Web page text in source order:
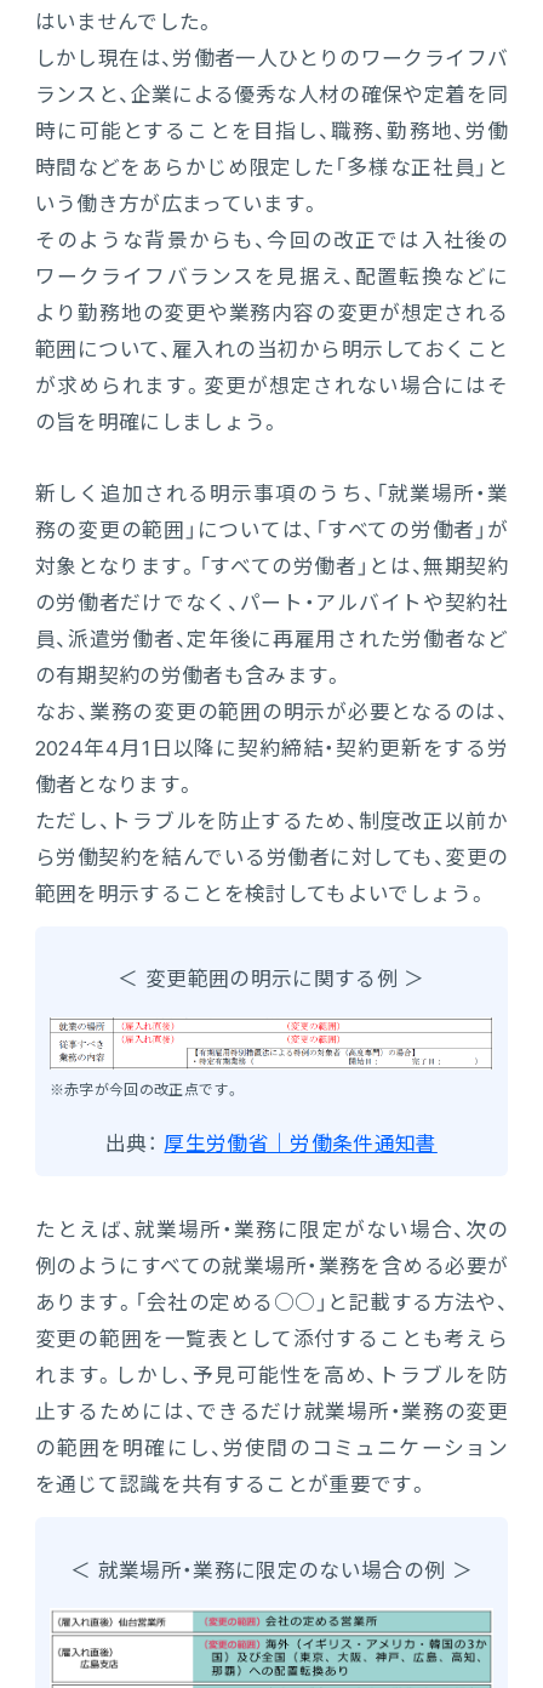
はいませんでした。
しかし現在は、労働者一人ひとりのワークライフバ
ランスと、企業による優秀な人材の確保や定着を同
時に可能とすることを目指し、職務、勤務地、労働
時間などをあらかじめ限定した「多様な正社員」と
いう働き方が広まっています。
そのような背景からも、今回の改正では入社後の
ワークライフバランスを見据え、配置転換などに
より勤務地の変更や業務内容の変更が想定される
範囲について、雇入れの当初から明示しておくこと
が求められます。変更が想定されない場合にはそ
の旨を明確にしましょう。
新しく追加される明示事項のうち、「就業場所・業
務の変更の範囲」については、「すべての労働者」が
対象となります。「すべての労働者」とは、無期契約
の労働者だけでなく、パート・アルバイトや契約社
員、派遣労働者、定年後に再雇用された労働者など
の有期契約の労働者も含みます。
なお、業務の変更の範囲の明示が必要となるのは、
2024年4月1日以降に契約締結・契約更新をする労
働者となります。
ただし、トラブルを防止するため、制度改正以前か
ら労働契約を結んでいる労働者に対しても、変更の
範囲を明示することを検討してもよいでしょう。
＜ 変更範囲の明示に関する例 ＞
※赤字が今回の改正点です。
出典： 厚生労働省｜労働条件通知書
たとえば、就業場所・業務に限定がない場合、次の
例のようにすべての就業場所・業務を含める必要が
あります。「会社の定める○○」と記載する方法や、
変更の範囲を一覧表として添付することも考えら
れます。しかし、予見可能性を高め、トラブルを防
止するためには、できるだけ就業場所・業務の変更
の範囲を明確にし、労使間のコミュニケーション
を通じて認識を共有することが重要です。
＜ 就業場所・業務に限定のない場合の例 ＞